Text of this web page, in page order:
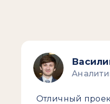
Отличный